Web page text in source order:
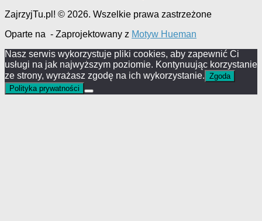
ZajrzyjTu.pl! © 2026. Wszelkie prawa zastrzeżone
Oparte na - Zaprojektowany z Motyw Hueman
Nasz serwis wykorzystuje pliki cookies, aby zapewnić Ci
usługi na jak najwyższym poziomie. Kontynuując korzystanie
ze strony, wyrażasz zgodę na ich wykorzystanie. Zgoda
Polityka prywatności